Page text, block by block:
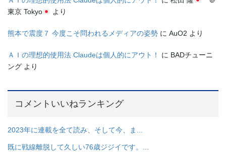
東京 Tokyo
より
熊本で震度７ 今度こそ問われるメディアの姿勢 に AuO2 より
ＡＩの理想的使用法 Claudeは個人的にアウト！ に BADチューニ
ング より
コメントいいねランキング
2023年に連載を全て読み、そして今、ま...
既に戦線離脱して久しい76歳ジジイです。...